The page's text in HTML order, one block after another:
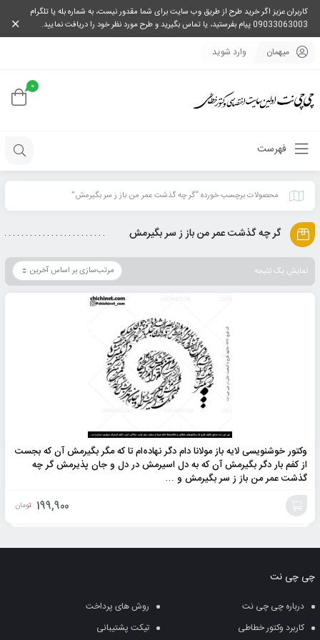
کاربران عزیز اگر خرید طرح از طریق وب سایت برای شما مقدور نیست، به شماره بله یا تلگرام
09033063003 پیام بفرستید، یا تماس بگیرید و طرح مورد نظر خود را دریافت نمایید.
میهمان وارد شوید
0
فهرست
محصولات برچسب خورده “گر چه گذشت عمر من باز ز سر بگیرمش”
گر چه گذشت عمر من باز ز سر بگیرمش
نمایش یک نتیجه
وکتور خوشنویسی لایه باز مولانا دام دگر نهاده‌ام تا که مگر بگیرمش آن که بجست
از کفم بار دگر بگیرمش آن که به دل اسیرمش در دل و جان پذیرمش گر چه
گذشت عمر من باز ز سر بگیرمش و …
199,900 تومان
سبد
چی چی نت
درباره چی چی نت
روش های پرداخت
کاربرد وکتور خطاطی
تیکت پشتیبانی